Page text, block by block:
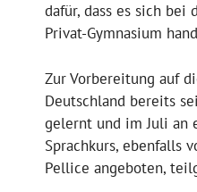
dafür, dass es sich bei
Privat-Gymnasium
Zur Vorbereitung auf
Deutschland bereits
gelernt und im Juli an
Sprachkurs, ebenfalls
Pellice angeboten,